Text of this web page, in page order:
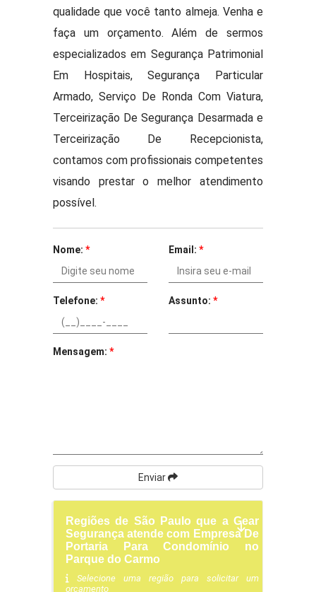
qualidade que você tanto almeja. Venha e
faça um orçamento. Além de sermos
especializados em Segurança Patrimonial
Em Hospitais, Segurança Particular
Armado, Serviço De Ronda Com Viatura,
Terceirização De Segurança Desarmada e
Terceirização De Recepcionista,
contamos com profissionais competentes
visando prestar o melhor atendimento
possível.
Nome: * Email: *
Telefone: * Assunto: *
Mensagem: *
Enviar
Regiões de São Paulo que a Gear
Segurança atende com Empresa De
Portaria Para Condomínio no
Parque do Carmo
Selecione uma região para solicitar um
orçamento